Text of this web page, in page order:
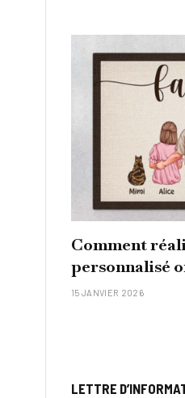
Comment
personnalisé
famille ?
15 JANVIER 2026
LETTRE